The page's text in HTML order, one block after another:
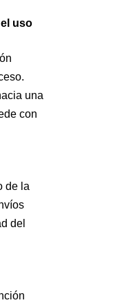
uso
una
con
de la
del